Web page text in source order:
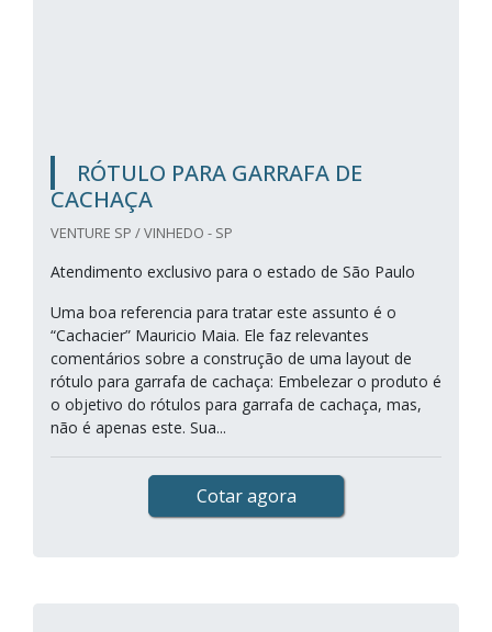
RÓTULO PARA GARRAFA DE
CACHAÇA
VENTURE SP / VINHEDO - SP
Atendimento exclusivo para o estado de São Paulo
Uma boa referencia para tratar este assunto é o
“Cachacier” Mauricio Maia. Ele faz relevantes
comentários sobre a construção de uma layout de
rótulo para garrafa de cachaça: Embelezar o produto é
o objetivo do rótulos para garrafa de cachaça, mas,
não é apenas este. Sua...
Cotar agora